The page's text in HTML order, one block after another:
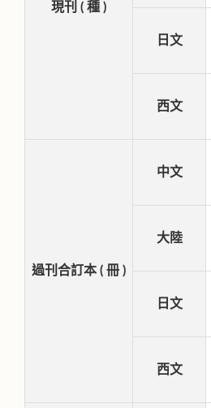
現刊 ( 種 )
日文
西文
過刊合訂本 ( 冊 )
中文
大陸
日文
西文